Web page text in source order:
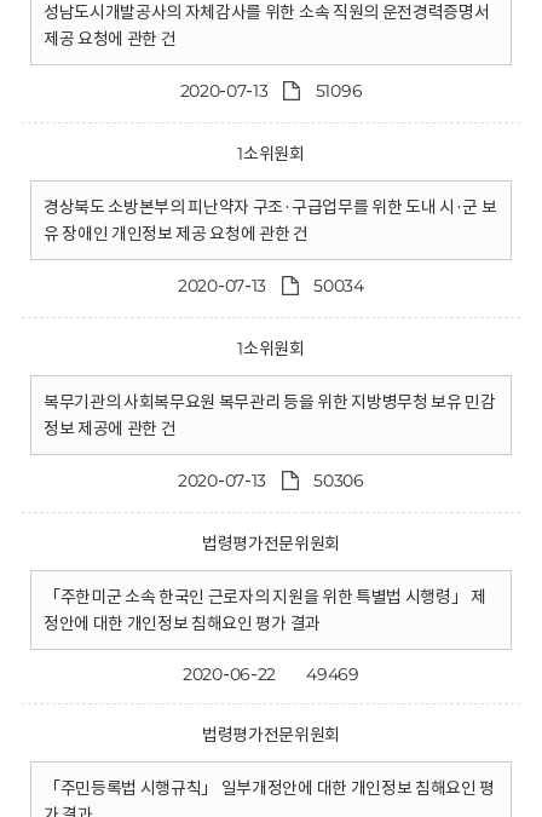
성남도시개발공사의 자체감사를 위한 소속 직원의 운전경력증명서
제공 요청에 관한 건
2020-07-13 51096
1소위원회
경상북도 소방본부의 피난약자 구조·구급업무를 위한 도내 시·군 보
유 장애인 개인정보 제공 요청에 관한 건
2020-07-13 50034
1소위원회
복무기관의 사회복무요원 복무관리 등을 위한 지방병무청 보유 민감
정보 제공에 관한 건
2020-07-13 50306
법령평가전문위원회
「주한미군 소속 한국인 근로자의 지원을 위한 특별법 시행령」 제
정안에 대한 개인정보 침해요인 평가 결과
2020-06-22 49469
법령평가전문위원회
「주민등록법 시행규칙」 일부개정안에 대한 개인정보 침해요인 평